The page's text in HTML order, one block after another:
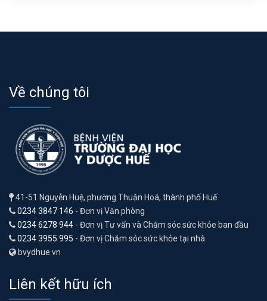
Về chúng tôi
41-51 Nguyễn Huệ, phường Thuận Hoá, thành phố Huế
0234 3847 146 - Đơn vị Văn phòng
0234 6278 944 - Đơn vị Tư vấn và Chăm sóc sức khỏe ban đầu
0234 3955 995 - Đơn vị Chăm sóc sức khỏe tại nhà
bvydhue.vn
Liên kết hữu ích